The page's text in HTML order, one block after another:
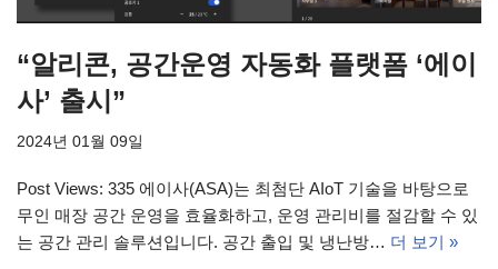
“알리콘, 공간운영 자동화 플랫폼 ‘에이
사’ 출시”
2024년 01월 09일
Post Views: 335 에이사(ASA)는 최첨단 AIoT 기술을 바탕으로
무인 매장 공간 운영을 효율화하고, 운영 관리비를 절감할 수 있
는 공간 관리 솔루션입니다. 공간 출입 및 냉난방… 더 보기 »